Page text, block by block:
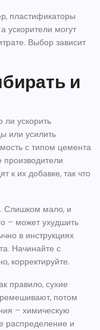
пластификаторы
ускорители могут
Выбор зависит
и
ускорить
или усилить
с типом цемента
к их добавке, так что
Слишком мало, и
– может ухудшить
в инструкциях
Начинайте с
корректируйте.
правило, сухие
потом
– химическую
распределение и